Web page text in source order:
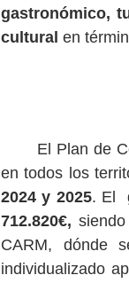
gastronómico,
cultural en
en todos los
2024 y 2025
712.820€,
CARM, dónde
individualizado